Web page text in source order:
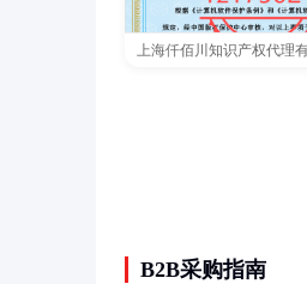
上海仟佰川知识产权代理
B2B采购指南